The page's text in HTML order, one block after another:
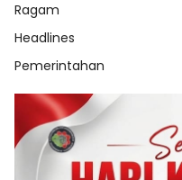
Ragam
Headlines
Pemerintahan